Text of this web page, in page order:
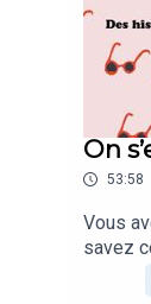
On
53:58
Vous
savez
? Mais